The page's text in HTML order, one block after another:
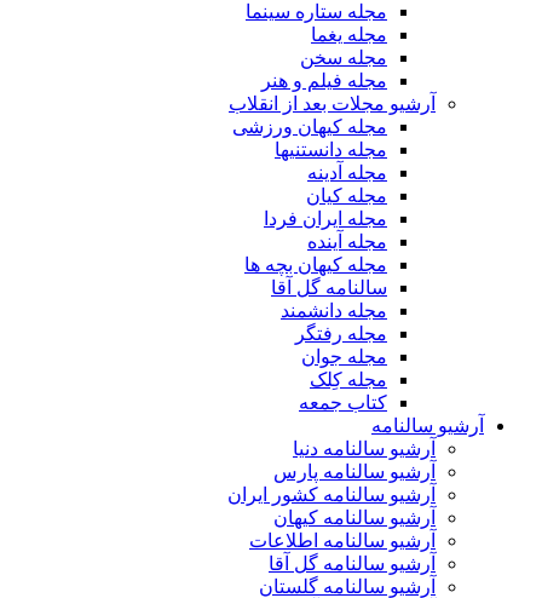
مجله ستاره سینما
مجله یغما
مجله سخن
مجله فیلم و هنر
آرشیو مجلات بعد از انقلاب
مجله کیهان ورزشی
مجله دانستنیها
مجله آدینه
مجله کیان
مجله ایران فردا
مجله آینده
مجله کیهان بچه ها
سالنامه گل آقا
مجله دانشمند
مجله رفتگر
مجله جوان
مجله کِلک
کتاب جمعه
آرشیو سالنامه
آرشیو سالنامه دنیا
آرشیو سالنامه پارس
آرشیو سالنامه کشور ایران
آرشیو سالنامه کیهان
آرشیو سالنامه اطلاعات
آرشیو سالنامه گل آقا
آرشیو سالنامه گلستان